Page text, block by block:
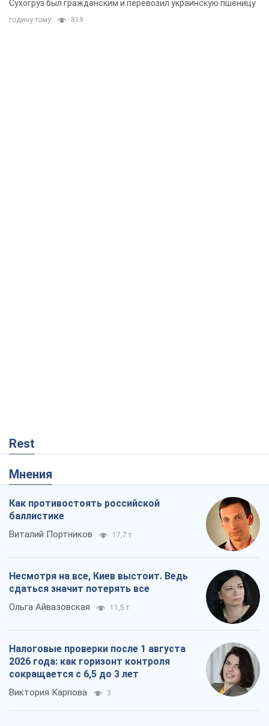
Сухогруз был гражданским и перевозил украинскую пшеницу
годину тому 819
Rest
Мнения
Как противостоять российской
баллистике
Виталий Портников 17,7 т.
Несмотря на все, Киев выстоит. Ведь
сдаться значит потерять все
Ольга Айвазовская 11,5 т.
Налоговые проверки после 1 августа
2026 года: как горизонт контроля
сокращается с 6,5 до 3 лет
Виктория Карпова 3